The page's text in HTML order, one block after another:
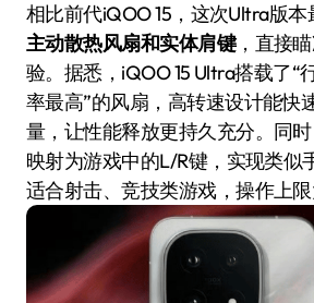
相比前代iQOO 15，这次Ultra版
主动散热风扇和实体肩键，直接
验。据悉，iQOO 15 Ultra搭载了“
率最高”的风扇，高转速设计能快
量，让性能释放更持久充分。同
映射为游戏中的L/R键，实现类似
适合射击、竞技类游戏，操作上限